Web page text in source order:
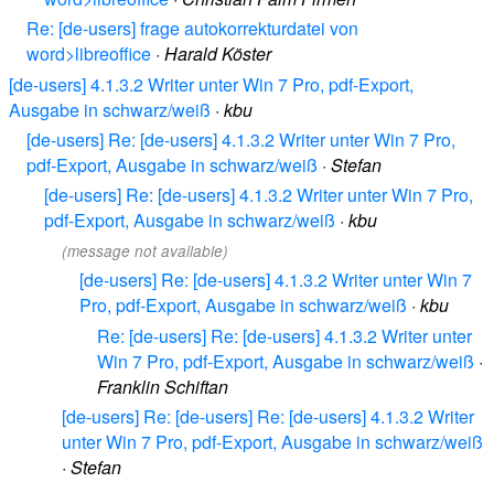
Re: [de-users] frage autokorrekturdatei von
word>libreoffice · Harald Köster
[de-users] 4.1.3.2 Writer unter Win 7 Pro, pdf-Export,
Ausgabe in schwarz/weiß · kbu
[de-users] Re: [de-users] 4.1.3.2 Writer unter Win 7 Pro,
pdf-Export, Ausgabe in schwarz/weiß · Stefan
[de-users] Re: [de-users] 4.1.3.2 Writer unter Win 7 Pro,
pdf-Export, Ausgabe in schwarz/weiß · kbu
(message not available)
[de-users] Re: [de-users] 4.1.3.2 Writer unter Win 7
Pro, pdf-Export, Ausgabe in schwarz/weiß · kbu
Re: [de-users] Re: [de-users] 4.1.3.2 Writer unter
Win 7 Pro, pdf-Export, Ausgabe in schwarz/weiß ·
Franklin Schiftan
[de-users] Re: [de-users] Re: [de-users] 4.1.3.2 Writer
unter Win 7 Pro, pdf-Export, Ausgabe in schwarz/weiß
· Stefan